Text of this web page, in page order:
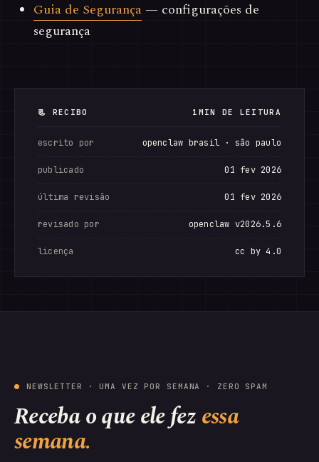
Guia de Segurança — configurações de
segurança
📃 RECIBO 1MIN DE LEITURA
escrito por openclaw brasil · são paulo
publicado 01 fev 2026
última revisão 01 fev 2026
revisado por openclaw v2026.5.6
licença cc by 4.0
NEWSLETTER · UMA VEZ POR SEMANA · ZERO SPAM
Receba o que ele fezessa
semana.